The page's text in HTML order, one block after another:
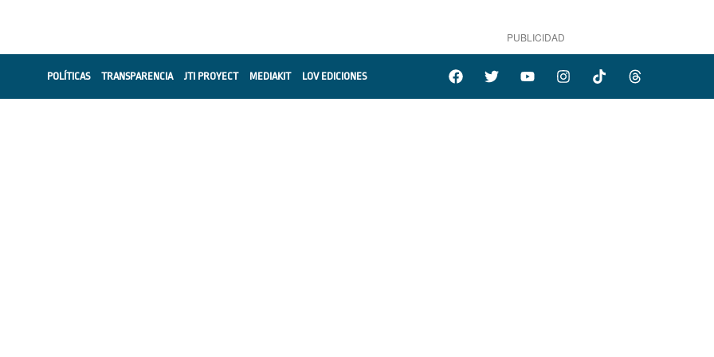
PUBLICIDAD
POLÍTICAS TRANSPARENCIA JTI PROYECT MEDIAKIT LOV EDICIONES